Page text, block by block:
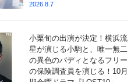
2026.8.7
小栗旬の出演が決定！横浜流
星が演じる小駒と、唯一無二
の異色のバディとなるフリー
の保険調査員を演じる！10月